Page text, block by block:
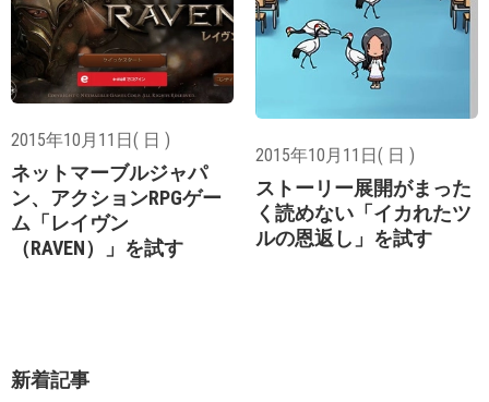
2015年10月11日( 日 )
ネットマーブルジャパ
ン、アクションRPGゲー
ム「レイヴン
（RAVEN）」を試す
2015年10月11日( 日 )
ストーリー展開がまった
く読めない「イカれたツ
ルの恩返し」を試す
新着記事